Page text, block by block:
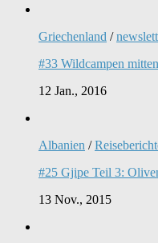
Griechenland /
#33 Wildcampen
12 Jan., 2016
Albanien /
#25 Gjipe Teil 3:
13 Nov., 2015